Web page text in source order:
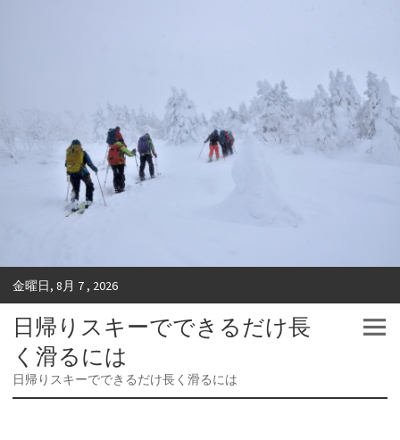
金曜日, 8月 7 , 2026
日帰りスキーでできるだけ長
く滑るには
日帰りスキーでできるだけ長く滑るには